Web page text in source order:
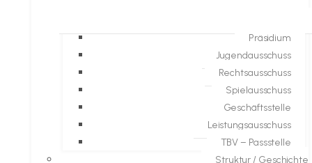
Präsidium
Jugendausschuss
Rechtsausschuss
Spielausschuss
Geschäftsstelle
Leistungsausschuss
TBV – Passstelle
Struktur / Geschichte